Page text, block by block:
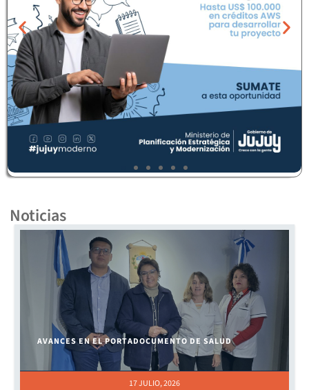
Noticias
17 JULIO, 2026
AVANCES EN EL PORTADOCUMENTO DE SALUD